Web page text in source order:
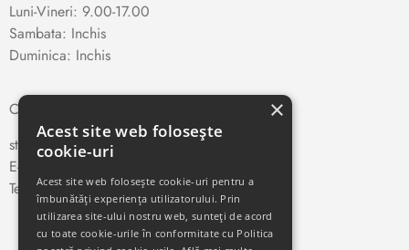
Luni-Vineri: 9.00-17.00
Sambata: Inchis
Duminica: Inchis
CONTACT
str. Traian Vuia nr. 66, Cluj-Napoca
E-mail:
Telefon:0264-410327
×
Acest site web folosește
cookie-uri
Acest site web folosește cookie-uri pentru a
îmbunătăți experiența utilizatorului. Prin
utilizarea site-ului nostru web, sunteți de acord
cu toate cookie-urile în conformitate cu Politica